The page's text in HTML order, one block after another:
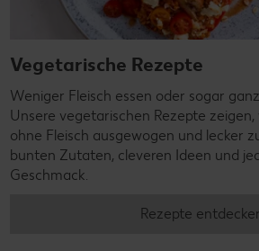
Vegetarische Rezepte
Weniger Fleisch essen oder sogar
Unsere vegetarischen Rezepte zeigen,
ohne Fleisch ausgewogen und lecker
bunten Zutaten, cleveren Ideen und
Geschmack.
Rezepte